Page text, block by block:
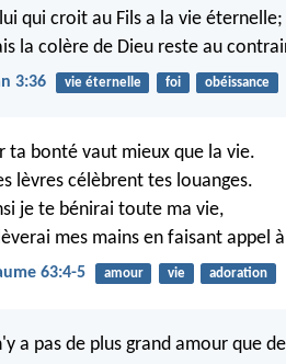
qui croit au Fils a la vie
la colère de Dieu reste au
3:36 vie éternelle foi obéissance
ta bonté vaut mieux que la vie.
lèvres célèbrent tes louanges.
je te bénirai toute ma vie,
mes mains en faisant appel
63:4-5 amour vie adoration
a pas de plus grand amour que